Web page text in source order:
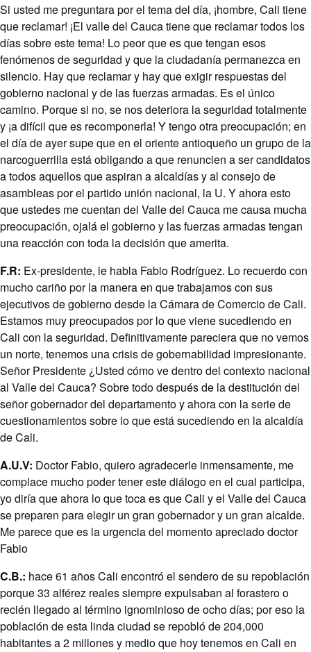
Si usted me preguntara por el tema del día, ¡hombre, Cali tiene
que reclamar! ¡El valle del Cauca tiene que reclamar todos los
días sobre este tema! Lo peor que es que tengan esos
fenómenos de seguridad y que la ciudadanía permanezca en
silencio. Hay que reclamar y hay que exigir respuestas del
gobierno nacional y de las fuerzas armadas. Es el único
camino. Porque si no, se nos deteriora la seguridad totalmente
y ¡a difícil que es recomponerla! Y tengo otra preocupación; en
el día de ayer supe que en el oriente antioqueño un grupo de la
narcoguerrilla está obligando a que renuncien a ser candidatos
a todos aquellos que aspiran a alcaldías y al consejo de
asambleas por el partido unión nacional, la U. Y ahora esto
que ustedes me cuentan del Valle del Cauca me causa mucha
preocupación, ojalá el gobierno y las fuerzas armadas tengan
una reacción con toda la decisión que amerita.
F.R: Ex-presidente, le habla Fabio Rodríguez. Lo recuerdo con
mucho cariño por la manera en que trabajamos con sus
ejecutivos de gobierno desde la Cámara de Comercio de Cali.
Estamos muy preocupados por lo que viene sucediendo en
Cali con la seguridad. Definitivamente pareciera que no vemos
un norte, tenemos una crisis de gobernabilidad impresionante.
Señor Presidente ¿Usted cómo ve dentro del contexto nacional
al Valle del Cauca? Sobre todo después de la destitución del
señor gobernador del departamento y ahora con la serie de
cuestionamientos sobre lo que está sucediendo en la alcaldía
de Cali.
A.U.V: Doctor Fabio, quiero agradecerle inmensamente, me
complace mucho poder tener este diálogo en el cual participa,
yo diría que ahora lo que toca es que Cali y el Valle del Cauca
se preparen para elegir un gran gobernador y un gran alcalde.
Me parece que es la urgencia del momento apreciado doctor
Fabio
C.B.: hace 61 años Cali encontró el sendero de su repoblación
porque 33 alférez reales siempre expulsaban al forastero o
recién llegado al término ignominioso de ocho días; por eso la
población de esta linda ciudad se repobló de 204,000
habitantes a 2 millones y medio que hoy tenemos en Cali en